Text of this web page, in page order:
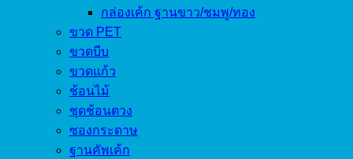
กล่องเค้ก ฐานขาว/ชมพู/ทอง
ขวด PET
ขวดบีบ
ขวดแก้ว
ช้อนไม้
ชุดช้อนตวง
ซองกระดาษ
ฐานคัพเค้ก